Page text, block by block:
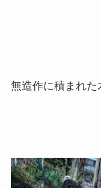
無造作に積まれた